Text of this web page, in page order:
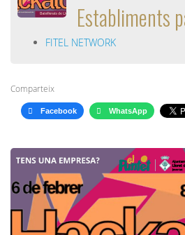
Establiments
FITEL NETWORK
Comparteix
Facebook WhatsApp